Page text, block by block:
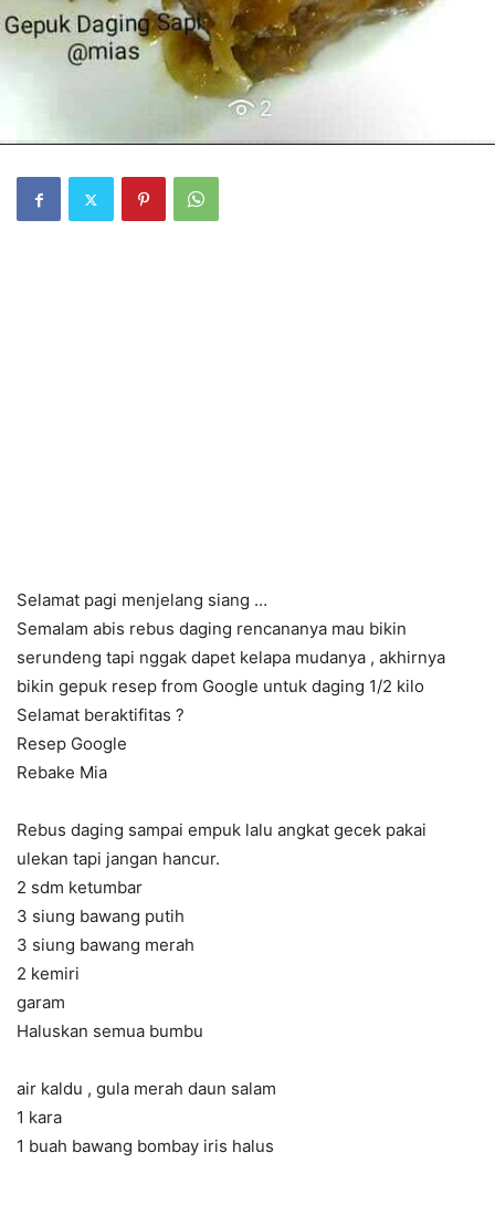
Selamat pagi menjelang siang …
Semalam abis rebus daging rencananya mau bikin
serundeng tapi nggak dapet kelapa mudanya , akhirnya
bikin gepuk resep from Google untuk daging 1/2 kilo
Selamat beraktifitas ?
Resep Google
Rebake Mia
Rebus daging sampai empuk lalu angkat gecek pakai
ulekan tapi jangan hancur.
2 sdm ketumbar
3 siung bawang putih
3 siung bawang merah
2 kemiri
garam
Haluskan semua bumbu
air kaldu , gula merah daun salam
1 kara
1 buah bawang bombay iris halus